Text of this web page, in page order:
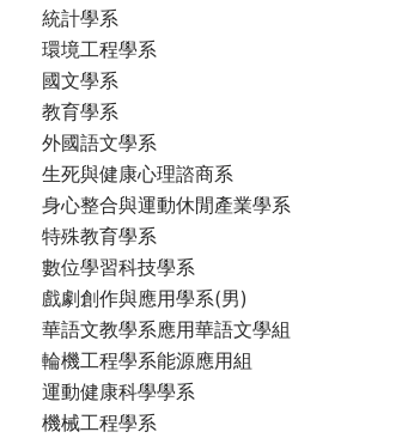
統計學系
環境工程學系
國文學系
教育學系
外國語文學系
生死與健康心理諮商系
身心整合與運動休閒產業學系
特殊教育學系
數位學習科技學系
戲劇創作與應用學系(男)
華語文教學系應用華語文學組
輪機工程學系能源應用組
運動健康科學學系
機械工程學系